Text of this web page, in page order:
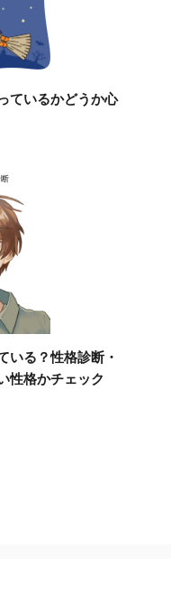
ているかどうか心
いる？性格診断・
性格かチェック